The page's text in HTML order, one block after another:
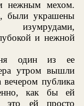
нежным мехом.
были украшены
и нежной
один из ее
утром вышли
вечером публика
как бы ей
это ей просто